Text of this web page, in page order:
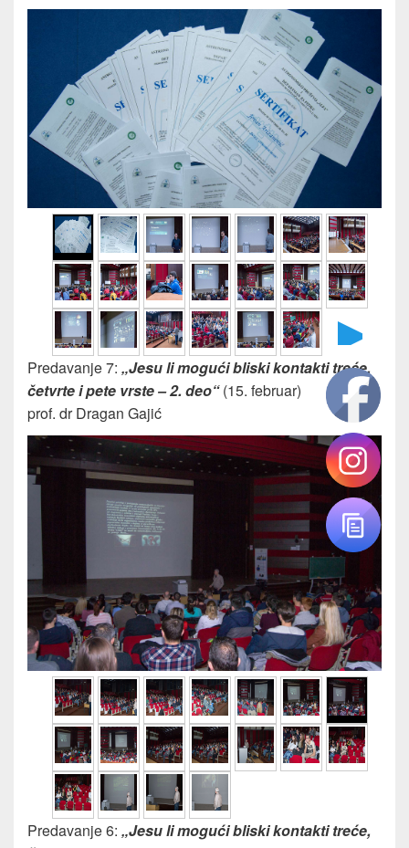
►
Predavanje 7: „Jesu li mogući bliski kontakti treće,
četvrte i pete vrste – 2. deo“(15. februar)
prof. dr Dragan Gajić
Predavanje 6: „Jesu li mogući bliski kontakti treće,